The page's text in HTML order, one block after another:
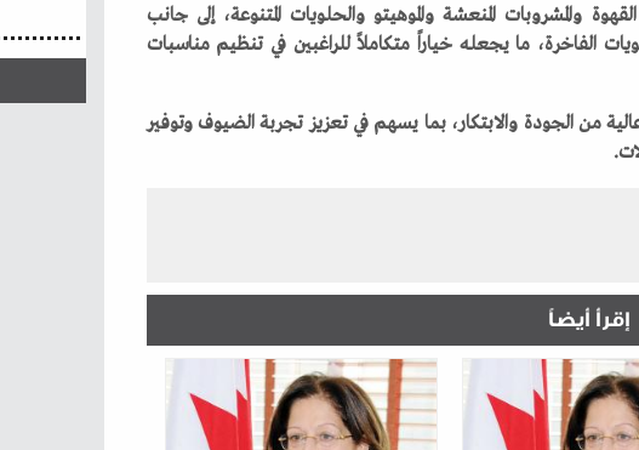
ويحرص‭ ‬مقهى‭ ‬بيمي‭ ‬على‭ ‬تقديم‭ ‬خدماته‭ ‬وفق‭ ‬معايير‭ ‬عالية‭ ‬من‭ ‬الجودة‭ ‬والابتكار،‭ ‬بما‭ ‬يسهم‭ ‬في‭ ‬تعزيز‭ ‬تجربة‭ ‬الضيوف‭ ‬وتوفير‭
إقرأ أيضاً